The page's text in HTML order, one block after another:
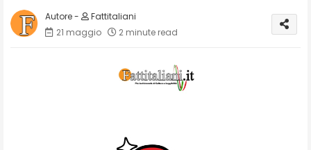
Fattitaliani
21 maggio
2 minute read